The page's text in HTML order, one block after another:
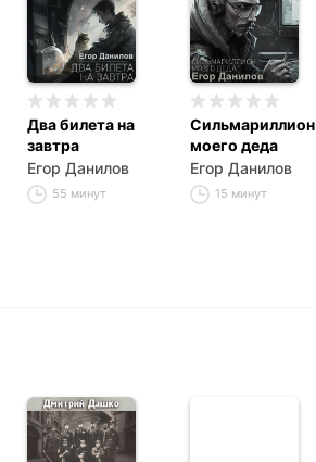
Два билета на
завтра
Егор Данилов
55 минут
Сильмариллион
моего деда
Егор Данилов
15 минут